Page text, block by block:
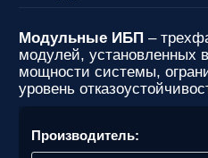
Модульные ИБП–
модулей, установленных
мощности системы,
уровень
Производитель: